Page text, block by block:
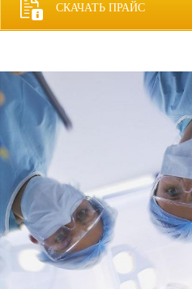
СКАЧАТЬ ПРАЙС